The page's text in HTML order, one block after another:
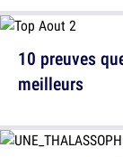
10 preuves
meilleurs